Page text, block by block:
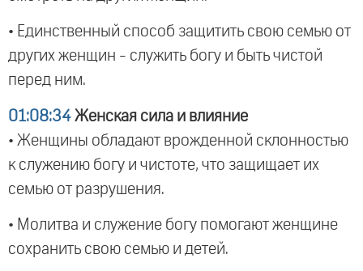
• Единственный способ защитить свою семью от
других женщин - служить богу и быть чистой
перед ним.
01:08:34 Женская сила и влияние
• Женщины обладают врожденной склонностью
к служению богу и чистоте, что защищает их
семью от разрушения.
• Молитва и служение богу помогают женщине
сохранить свою семью и детей.